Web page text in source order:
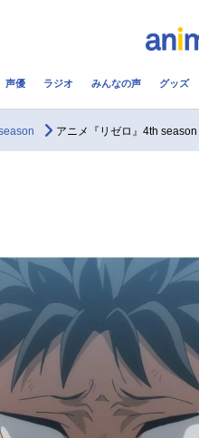
実写化映画一
男性声優/女
声優 ラジオ みんなの声 グッズ
アニメ『リゼロ』4th